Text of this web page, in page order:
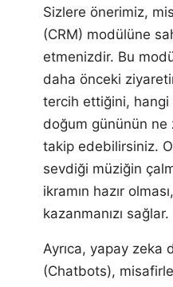
Sizlere önerimiz,
(CRM) modülüne
etmenizdir. Bu
daha önceki
tercih ettiğini, hangi
doğum gününün ne
takip edebilirsiniz.
sevdiği müziğin
ikramın hazır
kazanmanızı sağlar.
Ayrıca, yapay zeka
(Chatbots),